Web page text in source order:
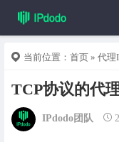
当前位置： 首页 » 代理
TCP协议的代
IPdodo团队